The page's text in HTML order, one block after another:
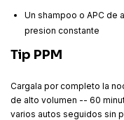
Un shampoo o APC de
presion constante
Tip PPM
Cargala por completo la
de alto volumen -- 60
varios autos seguidos sin